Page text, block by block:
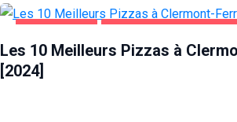
ALIMENTATION PIZZA CLERMONT-FERRAND
Les 10 Meilleurs Pizzas à
[2024]